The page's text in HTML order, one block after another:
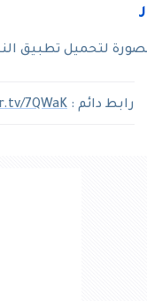
لتحميل تطبيق
رابط دائم : 7QWaK